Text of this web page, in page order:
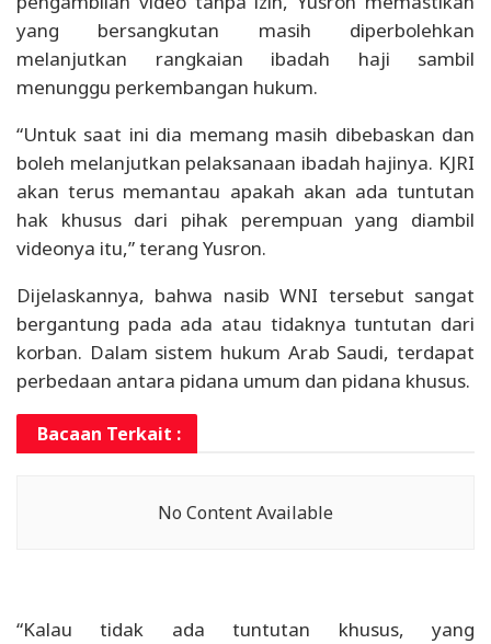
yang bersangkutan masih diperbolehkan
melanjutkan rangkaian ibadah haji sambil
menunggu perkembangan hukum.
“Untuk saat ini dia memang masih dibebaskan dan
boleh melanjutkan pelaksanaan ibadah hajinya. KJRI
akan terus memantau apakah akan ada tuntutan
hak khusus dari pihak perempuan yang diambil
videonya itu,” terang Yusron.
Dijelaskannya, bahwa nasib WNI tersebut sangat
bergantung pada ada atau tidaknya tuntutan dari
korban. Dalam sistem hukum Arab Saudi, terdapat
perbedaan antara pidana umum dan pidana khusus.
Bacaan Terkait :
No Content Available
“Kalau tidak ada tuntutan khusus, yang